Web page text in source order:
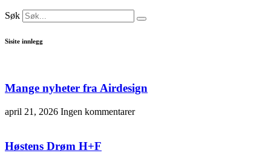
Søk
Sisite innlegg
Mange nyheter fra Airdesign
april 21, 2026 Ingen kommentarer
Høstens Drøm H+F